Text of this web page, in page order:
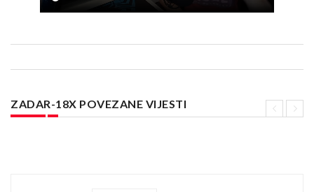
ZADAR-18X POVEZANE VIJESTI